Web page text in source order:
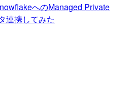
へのManaged Private
連携してみた